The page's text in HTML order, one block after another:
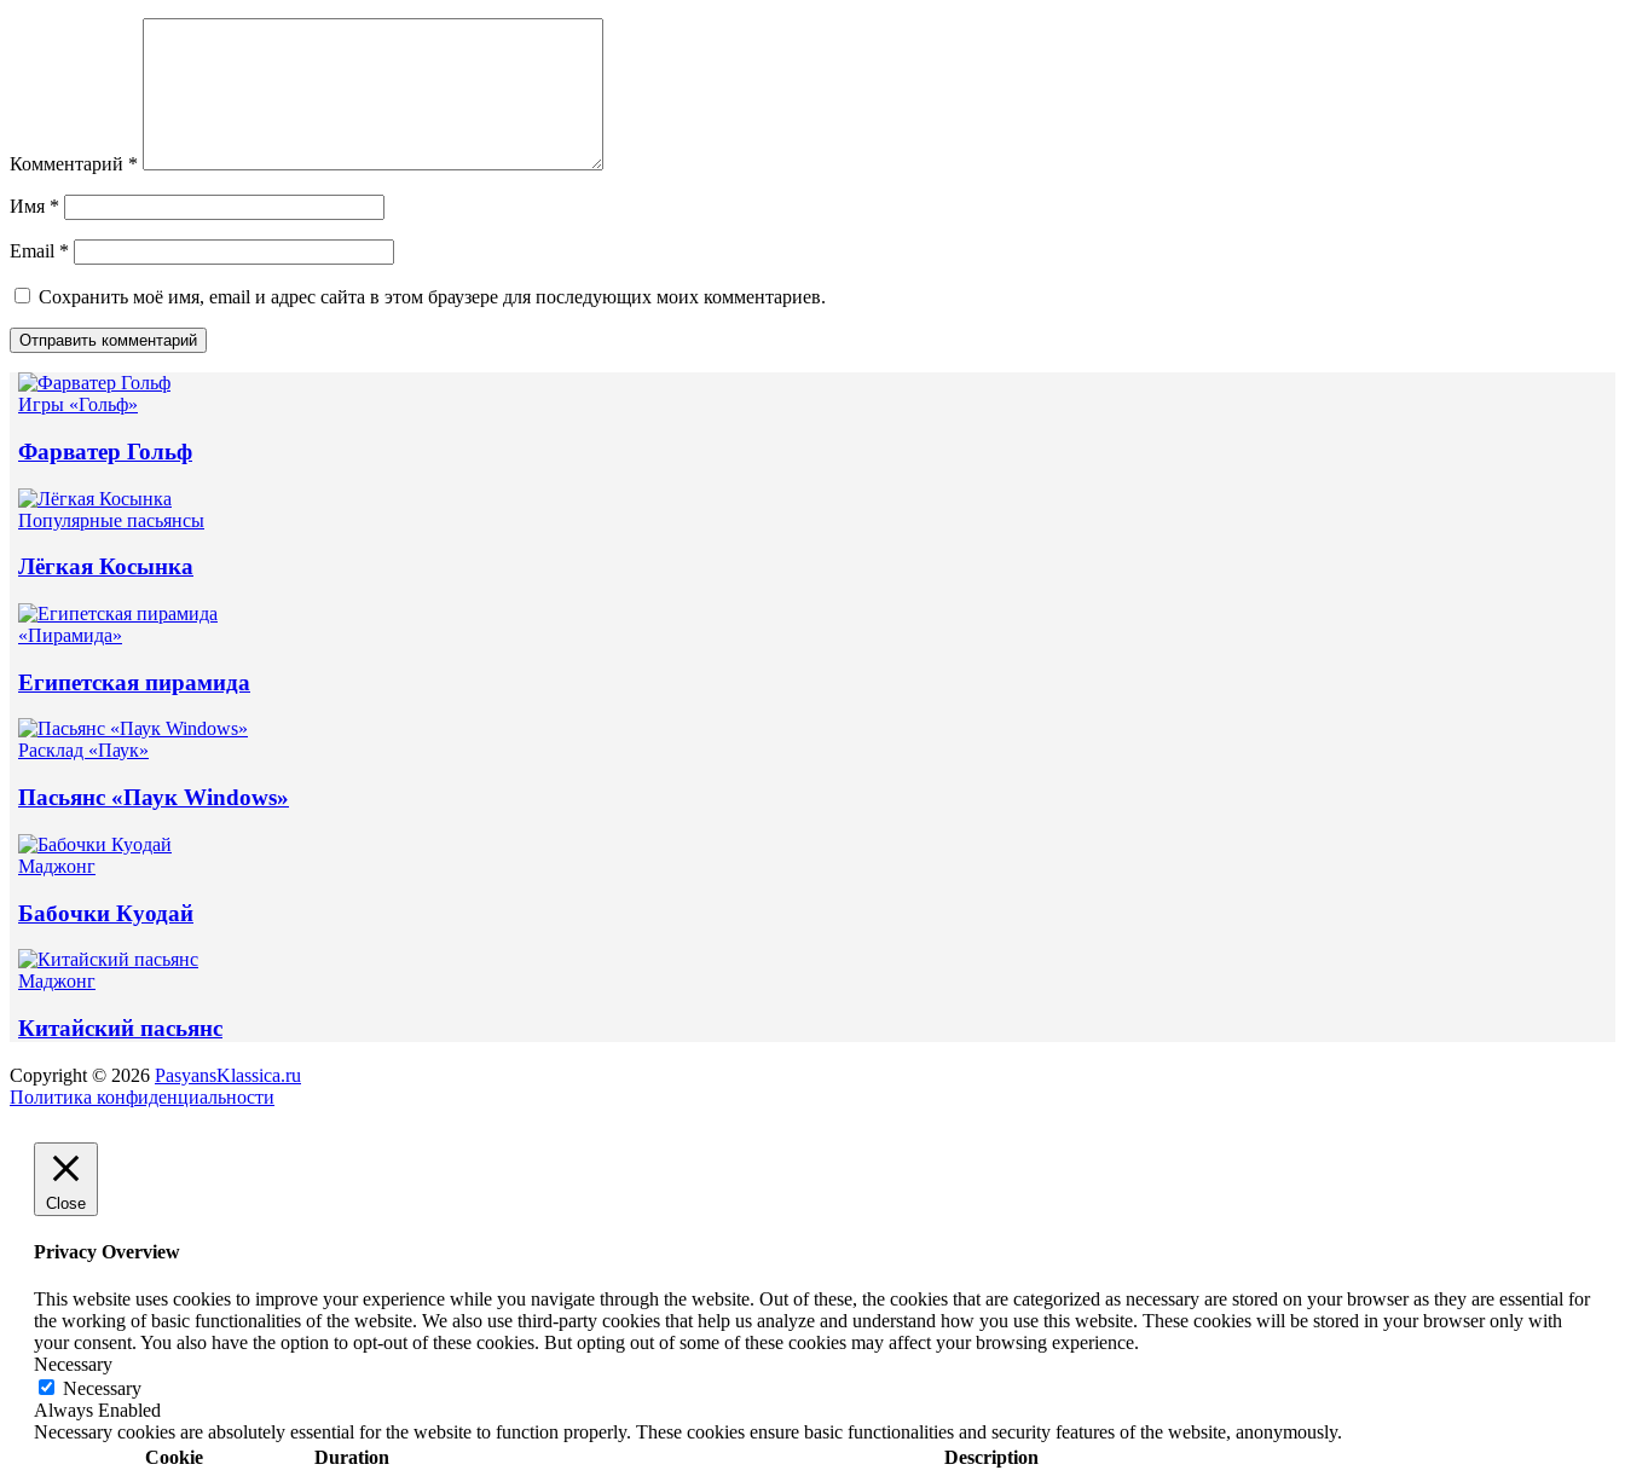
Комментарий *
Имя *
Email *
Сохранить моё имя, email и адрес сайта в этом браузере для последующих моих комментариев.
Игры «Гольф»
Фарватер Гольф
Популярные пасьянсы
Лёгкая Косынка
«Пирамида»
Египетская пирамида
Расклад «Паук»
Пасьянс «Паук Windows»
Маджонг
Бабочки Куодай
Маджонг
Китайский пасьянс
Copyright © 2026 PasyansKlassica.ru
Политика конфиденциальности
Close
Privacy Overview
This website uses cookies to improve your experience while you navigate through the website. Out of these, the cookies that are categorized as necessary are stored on your browser as they are essential for
the working of basic functionalities of the website. We also use third-party cookies that help us analyze and understand how you use this website. These cookies will be stored in your browser only with
your consent. You also have the option to opt-out of these cookies. But opting out of some of these cookies may affect your browsing experience.
Necessary
Necessary
Always Enabled
Necessary cookies are absolutely essential for the website to function properly. These cookies ensure basic functionalities and security features of the website, anonymously.
Cookie
Duration
Description